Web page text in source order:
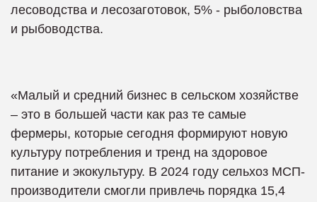
лесоводства и лесозаготовок, 5% - рыболовства
и рыбоводства.
«Малый и средний бизнес в сельском хозяйстве
– это в большей части как раз те самые
фермеры, которые сегодня формируют новую
культуру потребления и тренд на здоровое
питание и экокультуру. В 2024 году сельхоз МСП-
производители смогли привлечь порядка 15,4